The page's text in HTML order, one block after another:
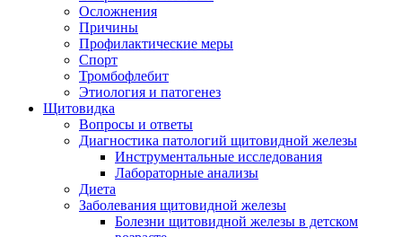
Осложнения
Причины
Профилактические меры
Спорт
Тромбофлебит
Этиология и патогенез
Щитовидка
Вопросы и ответы
Диагностика патологий щитовидной железы
Инструментальные исследования
Лабораторные анализы
Диета
Заболевания щитовидной железы
Болезни щитовидной железы в детском